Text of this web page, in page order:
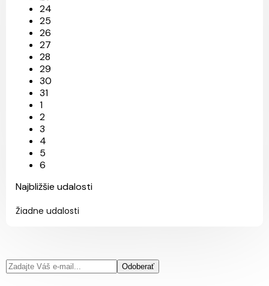
24
25
26
27
28
29
30
31
1
2
3
4
5
6
Najbližšie udalosti
Žiadne udalosti
Odoberať